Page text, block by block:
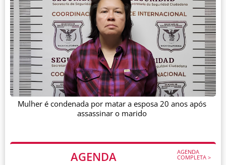
Mulher é condenada por matar a esposa 20 anos após
assassinar o marido
AGENDA AGENDA
COMPLETA >